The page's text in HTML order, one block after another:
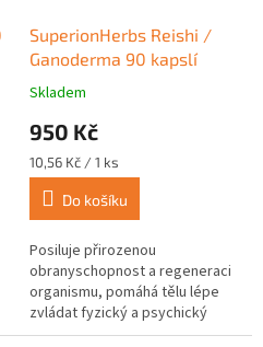
SuperionHerbs Reishi /
Ganoderma 90 kapslí
Průměrné
produktu
je
5,0
5
hvězdiček.
Skladem
950 Kč
Měrná
cena:
10,56 Kč / 1 ks
Do košíku
Posiluje přirozenou
obranyschopnost a regeneraci
organismu, pomáhá tělu lépe
zvládat fyzický a psychický
stres, pomáhá udržovat